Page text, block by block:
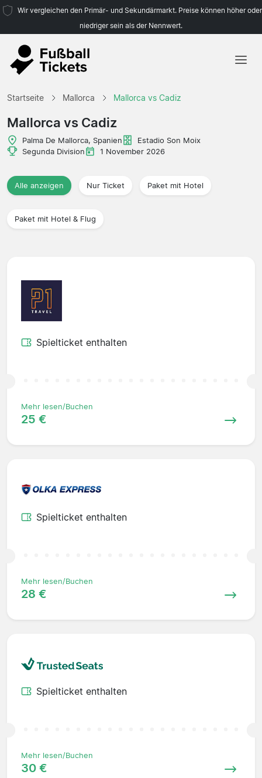
Wir vergleichen den Primär- und Sekundärmarkt. Preise können höher oder
niedriger sein als der Nennwert.
Reisebüros
Startseite Mallorca Mallorca vs Cadiz
Mallorca vs Cadiz
Palma De Mallorca, Spanien
Estadio Son Moix
Segunda Division
1 November 2026
Alle anzeigen Nur Ticket Paket mit Hotel
Paket mit Hotel & Flug
Spielticket enthalten
Mehr lesen/Buchen
25 €
Spielticket enthalten
Mehr lesen/Buchen
28 €
Spielticket enthalten
Mehr lesen/Buchen
30 €